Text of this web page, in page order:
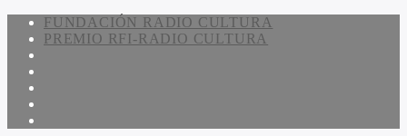
FUNDACIÓN RADIO CULTURA
PREMIO RFI-RADIO CULTURA